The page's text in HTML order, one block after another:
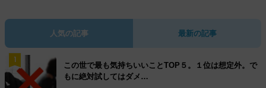
人気の記事 最新の記事
1
この世で最も気持ちいいことTOP５。１位は想定外。で
もに絶対試してはダメ…